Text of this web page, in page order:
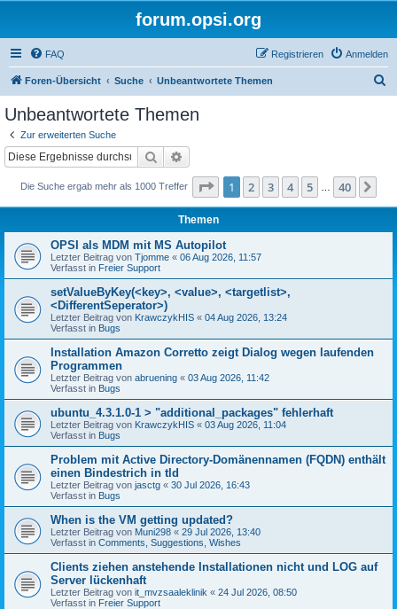
forum.opsi.org
FAQ Anmelden
Registrieren
Foren-Übersicht Suche Unbeantwortete Themen
Unbeantwortete Themen
Zur erweiterten Suche
Suche
Die Suche ergab mehr als 1000 Treffer Seite 1von 40
1 2 3 4 5 40
Themen
OPSI als MDM mit MS Autopilot
Letzter Beitrag von Tjomme « 06 Aug 2026, 11:57
Verfasst in Freier Support
setValueByKey(<key>, <value>, <targetlist>,
<DifferentSeperator>)
Letzter Beitrag von KrawczykHIS « 04 Aug 2026, 13:24
Verfasst in Bugs
Installation Amazon Corretto zeigt Dialog wegen laufenden
Programmen
Letzter Beitrag von abruening « 03 Aug 2026, 11:42
Verfasst in Bugs
ubuntu_4.3.1.0-1 > "additional_packages" fehlerhaft
Letzter Beitrag von KrawczykHIS « 03 Aug 2026, 11:04
Verfasst in Bugs
Problem mit Active Directory-Domänennamen (FQDN) enthält
einen Bindestrich in tld
Letzter Beitrag von jasctg « 30 Jul 2026, 16:43
Verfasst in Bugs
When is the VM getting updated?
Letzter Beitrag von Muni298 « 29 Jul 2026, 13:40
Verfasst in Comments, Suggestions, Wishes
Clients ziehen anstehende Installationen nicht und LOG auf
Server lückenhaft
Letzter Beitrag von it_mvzsaaleklinik « 24 Jul 2026, 08:50
Verfasst in Freier Support